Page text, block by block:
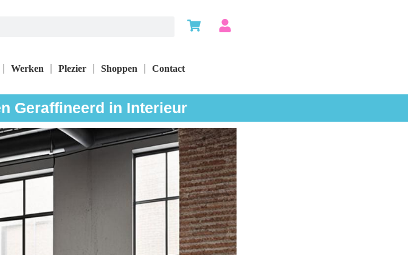
Werken Plezier Shoppen Contact
Geraffineerd in Interieur